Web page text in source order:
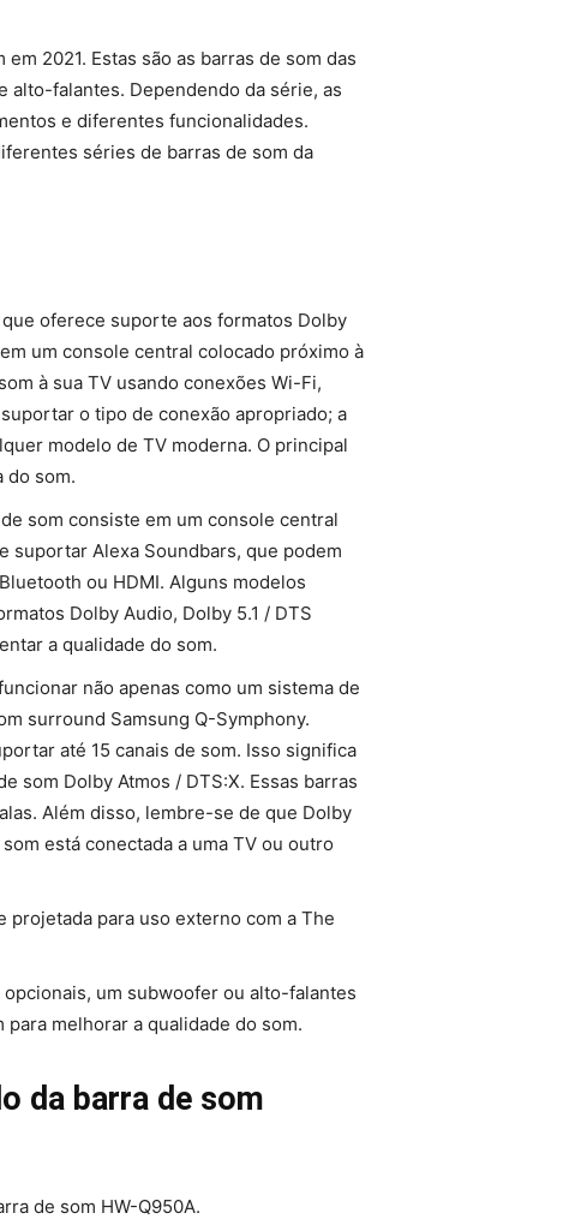
2021. Estas são as barras de som das
alto-falantes. Dependendo da série, as
e diferentes funcionalidades.
séries de barras de som da
oferece suporte aos formatos Dolby
um console central colocado próximo à
à sua TV usando conexões Wi-Fi,
o tipo de conexão apropriado; a
modelo de TV moderna. O principal
do som.
som consiste em um console central
suportar Alexa Soundbars, que podem
ou HDMI. Alguns modelos
Dolby Audio, Dolby 5.1 / DTS
a qualidade do som.
não apenas como um sistema de
surround Samsung Q-Symphony.
até 15 canais de som. Isso significa
som Dolby Atmos / DTS:X. Essas barras
Além disso, lembre-se de que Dolby
está conectada a uma TV ou outro
projetada para uso externo com a The
um subwoofer ou alto-falantes
melhorar a qualidade do som.
da barra de som
de som HW-Q950A.